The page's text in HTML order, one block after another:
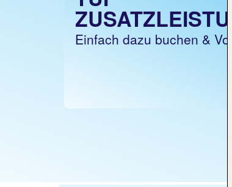
Einfach dazu buchen &